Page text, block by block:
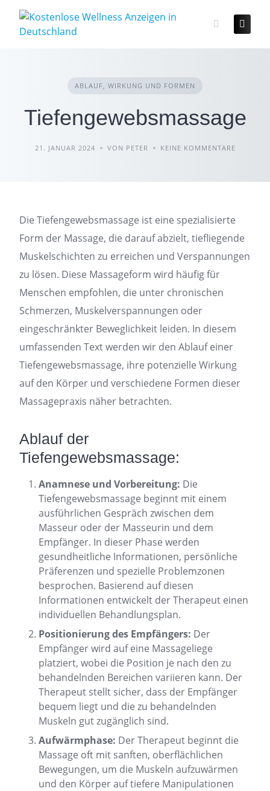
content
ABLAUF, WIRKUNG UND FORMEN
Tiefengewebsmassage
21. JANUAR 2024 VON PETER KEINE KOMMENTARE
Die Tiefengewebsmassage ist eine spezialisierte
Form der Massage, die darauf abzielt, tiefliegende
Muskelschichten zu erreichen und Verspannungen
zu lösen. Diese Massageform wird häufig für
Menschen empfohlen, die unter chronischen
Schmerzen, Muskelverspannungen oder
eingeschränkter Beweglichkeit leiden. In diesem
umfassenden Text werden wir den Ablauf einer
Tiefengewebsmassage, ihre potenzielle Wirkung
auf den Körper und verschiedene Formen dieser
Massagepraxis näher betrachten.
Ablauf der
Tiefengewebsmassage:
Anamnese und Vorbereitung: Die
Tiefengewebsmassage beginnt mit einem
ausführlichen Gespräch zwischen dem
Masseur oder der Masseurin und dem
Empfänger. In dieser Phase werden
gesundheitliche Informationen, persönliche
Präferenzen und spezielle Problemzonen
besprochen. Basierend auf diesen
Informationen entwickelt der Therapeut einen
individuellen Behandlungsplan.
Positionierung des Empfängers: Der
Empfänger wird auf eine Massageliege
platziert, wobei die Position je nach den zu
behandelnden Bereichen variieren kann. Der
Therapeut stellt sicher, dass der Empfänger
bequem liegt und die zu behandelnden
Muskeln gut zugänglich sind.
Aufwärmphase: Der Therapeut beginnt die
Massage oft mit sanften, oberflächlichen
Bewegungen, um die Muskeln aufzuwärmen
und den Körper auf tiefere Manipulationen